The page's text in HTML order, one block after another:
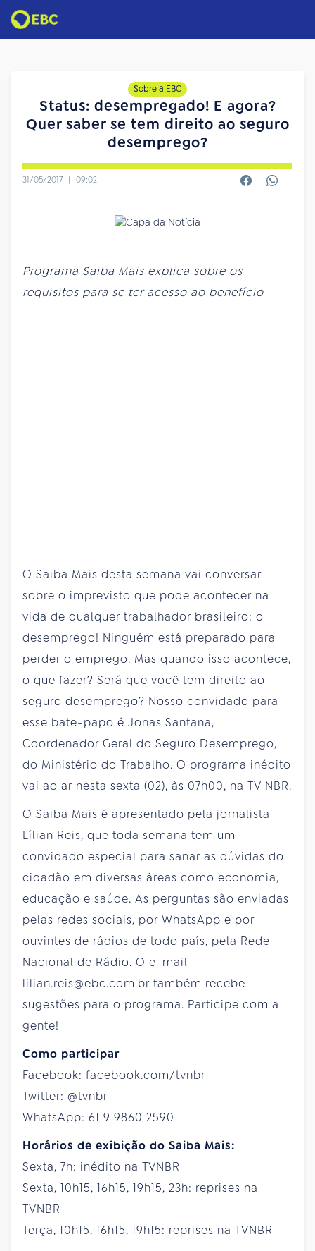
Sobre a EBC
Status: desempregado! E agora?
Quer saber se tem direito ao seguro
desemprego?
31/05/2017 | 09:02
Programa Saiba Mais explica sobre os
requisitos para se ter acesso ao benefício
O Saiba Mais desta semana vai conversar
sobre o imprevisto que pode acontecer na
vida de qualquer trabalhador brasileiro: o
desemprego! Ninguém está preparado para
perder o emprego. Mas quando isso acontece,
o que fazer? Será que você tem direito ao
seguro desemprego? Nosso convidado para
esse bate-papo é Jonas Santana,
Coordenador Geral do Seguro Desemprego,
do Ministério do Trabalho. O programa inédito
vai ao ar nesta sexta (02), às 07h00, na TV NBR.
O Saiba Mais é apresentado pela jornalista
Lílian Reis, que toda semana tem um
convidado especial para sanar as dúvidas do
cidadão em diversas áreas como economia,
educação e saúde. As perguntas são enviadas
pelas redes sociais, por WhatsApp e por
ouvintes de rádios de todo país, pela Rede
Nacional de Rádio. O e-mail
lilian.reis@ebc.com.br também recebe
sugestões para o programa. Participe com a
gente!
Como participar
Facebook: facebook.com/tvnbr
Twitter: @tvnbr
WhatsApp: 61 9 9860 2590
Horários de exibição do Saiba Mais:
Sexta, 7h: inédito na TVNBR
Sexta, 10h15, 16h15, 19h15, 23h: reprises na
TVNBR
Terça, 10h15, 16h15, 19h15: reprises na TVNBR